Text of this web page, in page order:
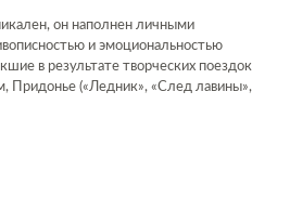
он наполнен личными
и эмоциональностью
в результате творческих поездок
Придонье («Ледник», «След лавины»,